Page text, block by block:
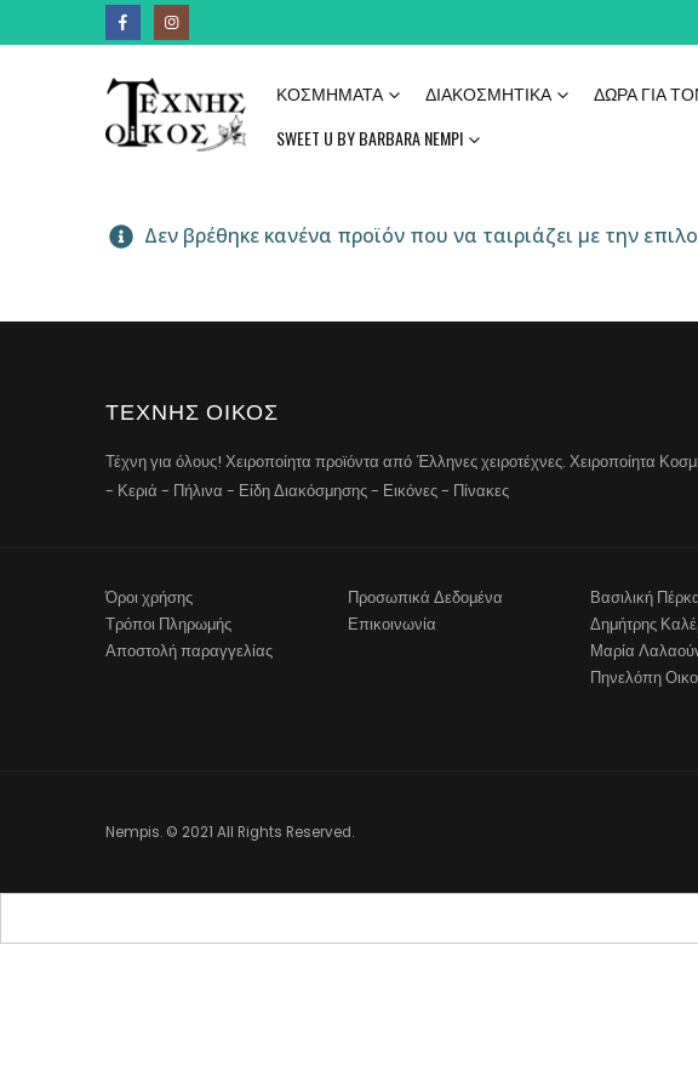
ΚΟΣΜΉΜΑΤΑ ΔΙΑΚΟΣΜΗΤΙΚΆ ΔΩΡΑ ΓΙΑ
SWEET U BY BARBARA NEMPI
Δεν βρέθηκε κανένα προϊόν που να ταιριάζει με την
ΤΕΧΝΗΣ ΟΙΚΟΣ
Τέχνη για όλους! Χειροποίητα προϊόντα από Έλληνες χειροτέχνες. Χειροποίητα
- Κεριά - Πήλινα - Είδη Διακόσμησης - Εικόνες - Πίνακες
Όροι χρήσης
Τρόποι Πληρωμής
Αποστολή παραγγελίας
Προσωπικά Δεδομένα
Επικοινωνία
Βασιλική
Δημήτρης
Μαρία
Πηνελόπη
Nempis. © 2021 All Rights Reserved.